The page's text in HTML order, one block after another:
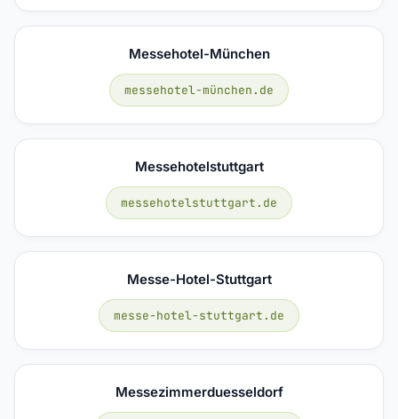
Messehotel-München
messehotel-münchen.de
Messehotelstuttgart
messehotelstuttgart.de
Messe-Hotel-Stuttgart
messe-hotel-stuttgart.de
Messezimmerduesseldorf